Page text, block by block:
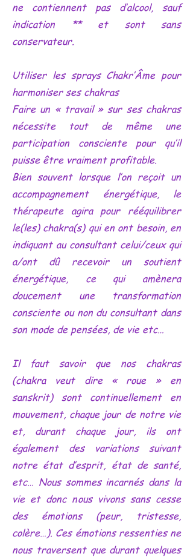
ne contiennent pas d’alcool, sauf
indication ** et sont sans
conservateur.
Utiliser les sprays Chakr’Âme pour
harmoniser ses chakras
Faire un « travail » sur ses chakras
nécessite tout de même une
participation consciente pour qu’il
puisse être vraiment profitable.
Bien souvent lorsque l’on reçoit un
accompagnement énergétique, le
thérapeute agira pour rééquilibrer
le(les) chakra(s) qui en ont besoin, en
indiquant au consultant celui/ceux qui
a/ont dû recevoir un soutient
énergétique, ce qui amènera
doucement une transformation
consciente ou non du consultant dans
son mode de pensées, de vie etc…
Il faut savoir que nos chakras
(chakra veut dire « roue » en
sanskrit) sont continuellement en
mouvement, chaque jour de notre vie
et, durant chaque jour, ils ont
également des variations suivant
notre état d’esprit, état de santé,
etc… Nous sommes incarnés dans la
vie et donc nous vivons sans cesse
des émotions (peur, tristesse,
colère…). Ces émotions ressenties ne
nous traversent que durant quelques